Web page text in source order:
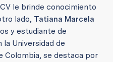
le brinde conocimiento
lado, Tatiana Marcela
y estudiante de
Universidad de
Colombia, se destaca por